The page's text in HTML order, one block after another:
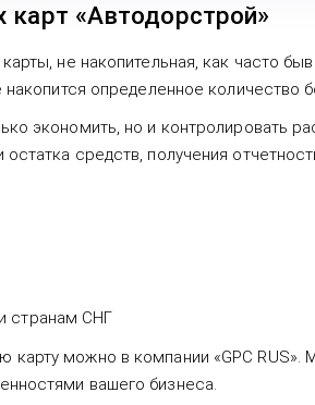
«Автодорстрой»
не накопительная, как часто
определенное количество
экономить, но и контролировать
средств, получения
странам СНГ
карту можно в компании «GPC
вашего бизнеса.